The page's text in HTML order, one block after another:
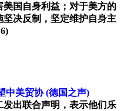
国自身利益；对于美方的
决反制，坚定维护自身主
中美贸协 (德国之声)
出联合声明，表示他们乐